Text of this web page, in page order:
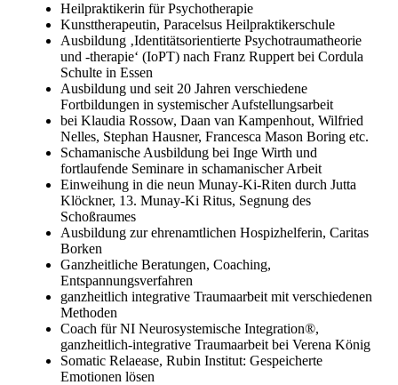
Heilpraktikerin für Psychotherapie
Kunsttherapeutin, Paracelsus Heilpraktikerschule
Ausbildung ‚Identitätsorientierte Psychotraumatheorie
und -therapie‘ (IoPT) nach Franz Ruppert bei Cordula
Schulte in Essen
Ausbildung und seit 20 Jahren verschiedene
Fortbildungen in systemischer Aufstellungsarbeit
bei Klaudia Rossow, Daan van Kampenhout, Wilfried
Nelles, Stephan Hausner, Francesca Mason Boring etc.
Schamanische Ausbildung bei Inge Wirth und
fortlaufende Seminare in schamanischer Arbeit
Einweihung in die neun Munay-Ki-Riten durch Jutta
Klöckner, 13. Munay-Ki Ritus, Segnung des
Schoßraumes
Ausbildung zur ehrenamtlichen Hospizhelferin, Caritas
Borken
Ganzheitliche Beratungen, Coaching,
Entspannungsverfahren
ganzheitlich integrative Traumaarbeit mit verschiedenen
Methoden
Coach für NI Neurosystemische Integration®,
ganzheitlich-integrative Traumaarbeit bei Verena König
Somatic Relaease, Rubin Institut: Gespeicherte
Emotionen lösen